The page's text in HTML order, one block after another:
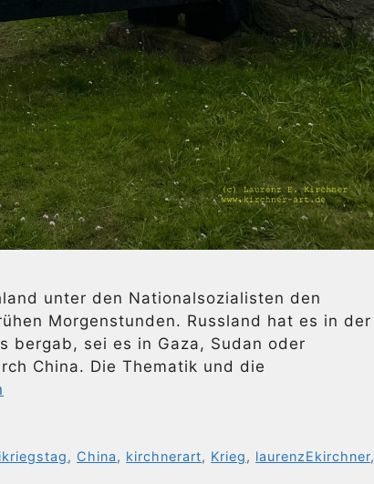
unter den Nationalsozialisten den
Morgenstunden. Russland hat es in der
bergab, sei es in Gaza, Sudan oder
China. Die Thematik und die
, China, kirchnerart, Krieg, laurenzEkirchner,